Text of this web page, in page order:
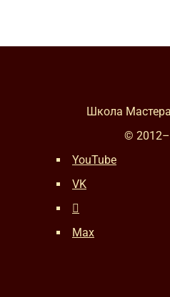
Школа
© 2012–
YouTube
VK
Max